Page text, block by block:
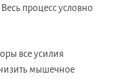
процесс условно
все усилия
мышечное